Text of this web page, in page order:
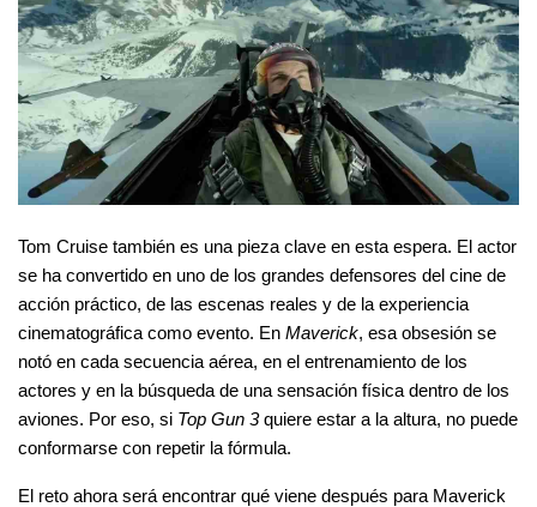
Tom Cruise también es una pieza clave en esta espera. El actor
se ha convertido en uno de los grandes defensores del cine de
acción práctico, de las escenas reales y de la experiencia
cinematográfica como evento. En Maverick, esa obsesión se
notó en cada secuencia aérea, en el entrenamiento de los
actores y en la búsqueda de una sensación física dentro de los
aviones. Por eso, si Top Gun 3 quiere estar a la altura, no puede
conformarse con repetir la fórmula.
El reto ahora será encontrar qué viene después para Maverick